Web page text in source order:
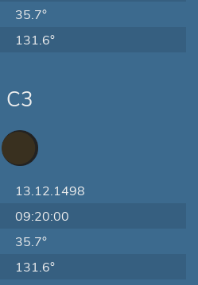
35.7°
131.6°
C3
13.12.1498
09:20:00
35.7°
131.6°